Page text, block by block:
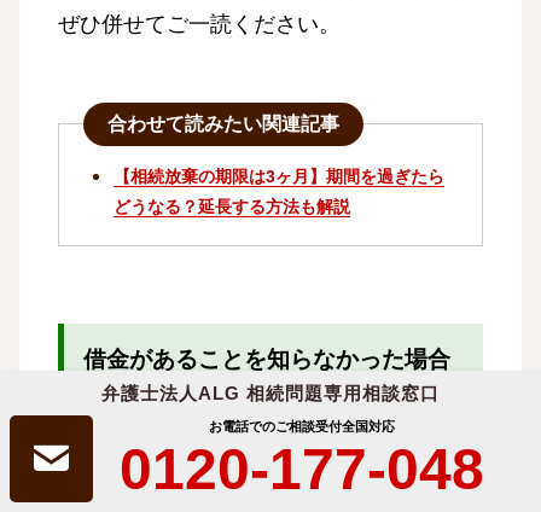
弁護士法人ALG 相続問題専用相談窓口
お電話でのご相談受付全国対応
0120-177-048
ぜひ併せてご一読ください。
合わせて読みたい関連記事
【相続放棄の期限は3ヶ月】期間を過ぎたら
どうなる？延長する方法も解説
借金があることを知らなかった場合
は、期限後でも相続放棄できる？
相続放棄の期限である3ヶ月が過ぎてしまっ